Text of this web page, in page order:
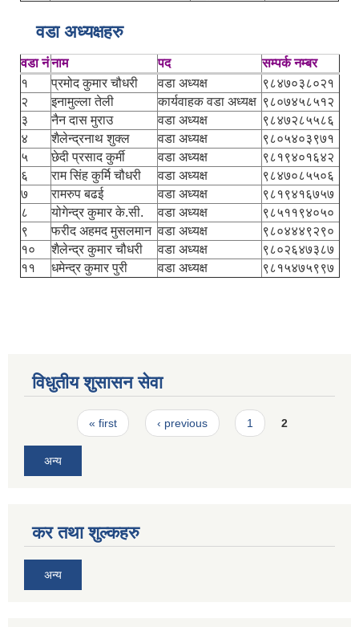
वडा अध्यक्षहरु
वडा नंनाम पद
सम्पर्क नम्बर
१
प्रमोद कुमार चौधरी वडा अध्यक्ष
९८४७०३८०२१
२
इनामुल्ला तेली कार्यवाहक वडा अध्यक्ष ९८०७४५८५१२
३
नैन दास मुराउ वडा अध्यक्ष
९८४७२८५५८६
४
शैलेन्द्रनाथ शुक्ल वडा अध्यक्ष
९८०५४०३९७१
५
छेदी प्रसाद कुर्मी वडा अध्यक्ष
९८१९४०१६४२
६
राम सिंह कुर्मि चौधरी वडा अध्यक्ष
९८४७०८५५०६
७
रामरुप बढई वडा अध्यक्ष
९८१९४१६७५७
८
योगेन्द्र कुमार के.सी. वडा अध्यक्ष
९८५११९४०५०
९
फरीद अहमद मुसलमान वडा अध्यक्ष
९८०४४४९२९०
१०
शैलेन्द्र कुमार चौधरी वडा अध्यक्ष
९८०२६४७३८७
११
धमेन्द्र कुमार पुरी वडा अध्यक्ष ९८१५४७५९९७
विधुतीय शुसासन सेवा
Pages« first ‹ previous 1 2
अन्य
कर तथा शुल्कहरु
अन्य